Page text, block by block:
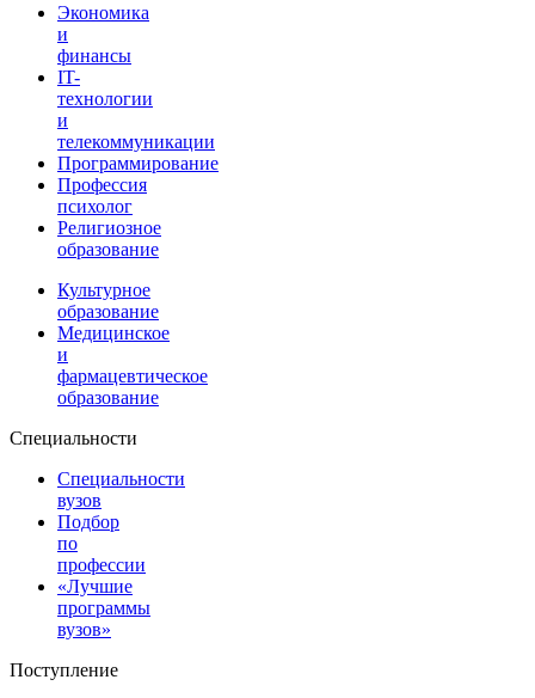
Экономика
и
финансы
IT-
технологии
и
телекоммуникации
Программирование
Профессия
психолог
Религиозное
образование
Культурное
образование
Медицинское
и
фармацевтическое
образование
Специальности
Специальности
вузов
Подбор
по
профессии
«Лучшие
программы
вузов»
Поступление